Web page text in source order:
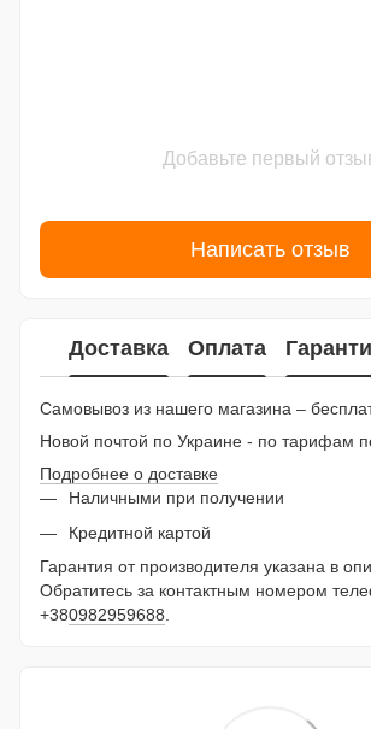
Добавьте первый
Написать отзыв
Доставка Оплата
Самовывоз из нашего магазина –
Новой почтой по Украине - по тарифам
Подробнее о доставке
Наличными при получении
Кредитной картой
Гарантия от производителя указана в
Обратитесь за контактным номером
+380982959688